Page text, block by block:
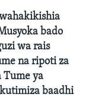
bado
wa rais
na ripoti za
Tume ya
baadhi